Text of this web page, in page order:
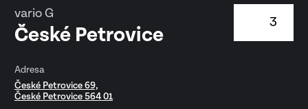
vario G
České Petrovice
3
Adresa
České Petrovice 69,
České Petrovice 564 01